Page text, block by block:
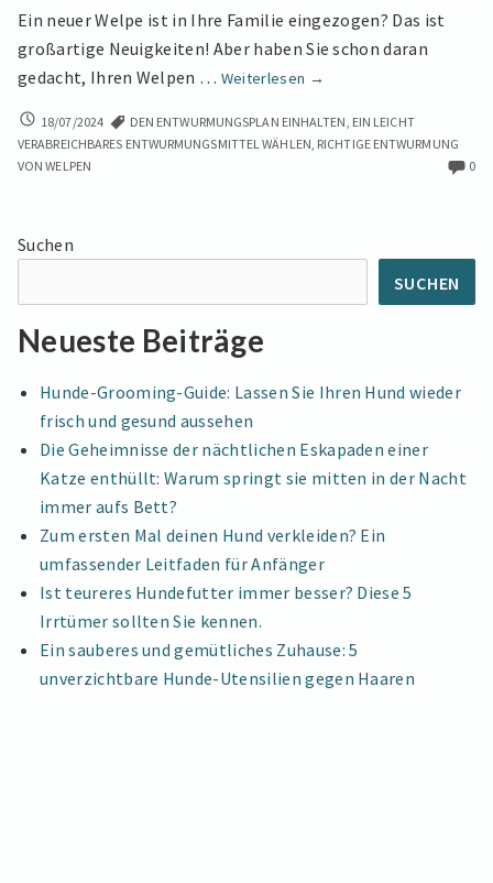
Ein neuer Welpe ist in Ihre Familie eingezogen? Das ist
großartige Neuigkeiten! Aber haben Sie schon daran
gedacht, Ihren Welpen … Weiterlesen
Entwurmen
Welpen:
7
eine
→
ENTWURMEN
VON
WELPEN:
FÜR
18/07/2024 DEN ENTWURMUNGSPLAN EINHALTEN, EIN LEICHT
VERABREICHBARES ENTWURMUNGSMITTEL WÄHLEN, RICHTIGE ENTWURMUNG
VON WELPEN
0
Suchen
SUCHEN
Neueste Beiträge
Hunde-Grooming-Guide: Lassen Sie Ihren Hund wieder
frisch und gesund aussehen
Die Geheimnisse der nächtlichen Eskapaden einer
Katze enthüllt: Warum springt sie mitten in der Nacht
immer aufs Bett?
Zum ersten Mal deinen Hund verkleiden? Ein
umfassender Leitfaden für Anfänger
Ist teureres Hundefutter immer besser? Diese 5
Irrtümer sollten Sie kennen.
Ein sauberes und gemütliches Zuhause: 5
unverzichtbare Hunde-Utensilien gegen Haaren